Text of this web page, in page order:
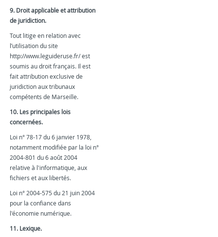
9. Droit applicable et attribution
de juridiction.
Tout litige en relation avec
l’utilisation du site
http://www.leguideruse.fr/ est
soumis au droit français. Il est
fait attribution exclusive de
juridiction aux tribunaux
compétents de Marseille.
10. Les principales lois
concernées.
Loi n° 78-17 du 6 janvier 1978,
notamment modifiée par la loi n°
2004-801 du 6 août 2004
relative à l'informatique, aux
fichiers et aux libertés.
Loi n° 2004-575 du 21 juin 2004
pour la confiance dans
l'économie numérique.
11. Lexique.